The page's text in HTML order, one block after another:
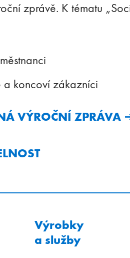
zprávě. K tématu
a koncoví zákazníci
VÝROČNÍ ZPRÁVA
Výrobky
a služby